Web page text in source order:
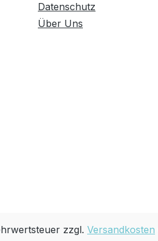
Datenschutz
Über Uns
zzgl. Versandkosten